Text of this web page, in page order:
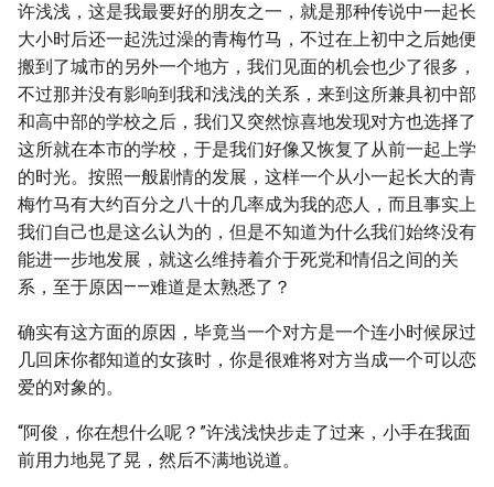
许浅浅，这是我最要好的朋友之一，就是那种传说中一起长
大小时后还一起洗过澡的青梅竹马，不过在上初中之后她便
搬到了城市的另外一个地方，我们见面的机会也少了很多，
不过那并没有影响到我和浅浅的关系，来到这所兼具初中部
和高中部的学校之后，我们又突然惊喜地发现对方也选择了
这所就在本市的学校，于是我们好像又恢复了从前一起上学
的时光。按照一般剧情的发展，这样一个从小一起长大的青
梅竹马有大约百分之八十的几率成为我的恋人，而且事实上
我们自己也是这么认为的，但是不知道为什么我们始终没有
能进一步地发展，就这么维持着介于死党和情侣之间的关
系，至于原因——难道是太熟悉了？
确实有这方面的原因，毕竟当一个对方是一个连小时候尿过
几回床你都知道的女孩时，你是很难将对方当成一个可以恋
爱的对象的。
“阿俊，你在想什么呢？”许浅浅快步走了过来，小手在我面
前用力地晃了晃，然后不满地说道。